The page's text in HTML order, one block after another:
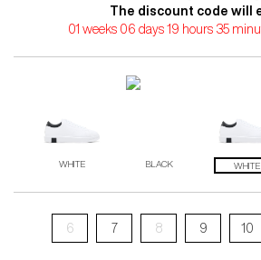
The discount code will
01 weeks 06 days 19 hours 35
WHITE BLACK WHITE
6 7 8 9 10